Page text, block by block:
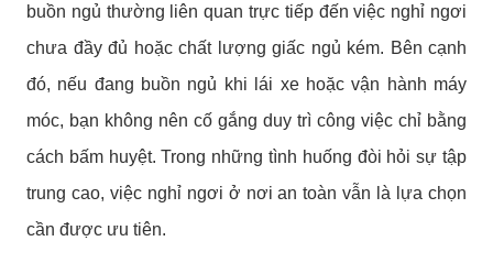
buồn ngủ thường liên quan trực tiếp đến việc nghỉ ngơi
chưa đầy đủ hoặc chất lượng giấc ngủ kém. Bên cạnh
đó, nếu đang buồn ngủ khi lái xe hoặc vận hành máy
móc, bạn không nên cố gắng duy trì công việc chỉ bằng
cách bấm huyệt. Trong những tình huống đòi hỏi sự tập
trung cao, việc nghỉ ngơi ở nơi an toàn vẫn là lựa chọn
cần được ưu tiên.